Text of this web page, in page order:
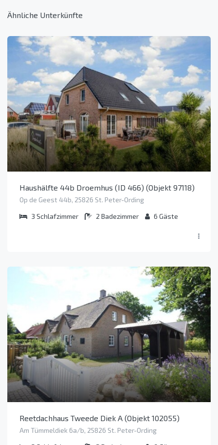
Ähnliche Unterkünfte
Haushälfte 44b Droemhus (ID 466) (Objekt 97118)
Op de Geest 44b, 25826 St. Peter-Ording
3 Schlafzimmer 2 Badezimmer 6 Gäste
Reetdachhaus Tweede Diek A (Objekt 102055)
Am Tümmeldiek 6a/b, 25826 St. Peter-Ording